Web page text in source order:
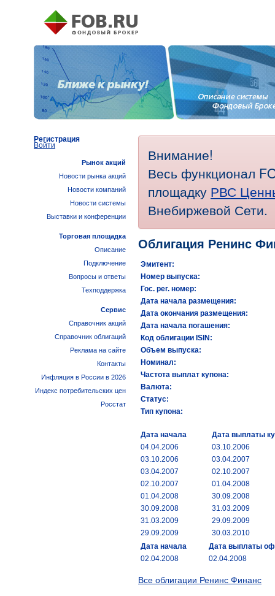
Внимание!
Весь функционал
площадку РВС
Внебиржевой Сети.
Облигация Ренинс
Эмитент:
Номер выпуска:
Гос. рег. номер:
Дата начала размещения:
Дата окончания размещения:
Дата начала погашения:
Код облигации ISIN:
Объем выпуска:
Номинал:
Частота выплат купона:
Валюта:
Статус:
Тип купона:
Дата начала
Дата выплаты
04.04.2006
03.10.2006
03.10.2006
03.04.2007
03.04.2007
02.10.2007
02.10.2007
01.04.2008
01.04.2008
30.09.2008
30.09.2008
31.03.2009
31.03.2009
29.09.2009
29.09.2009
30.03.2010
Дата начала
Дата выплаты
02.04.2008
02.04.2008
Все облигации Ренинс Финанс
Регистрация
Войти
Рынок акций
Новости рынка акций
Новости компаний
Новости системы
Выставки и конференции
Торговая площадка
Описание
Подключение
Вопросы и ответы
Техподдержка
Сервис
Справочник акций
Справочник облигаций
Реклама на сайте
Контакты
Инфляция в России в 2026
Индекс потребительских цен
Росстат